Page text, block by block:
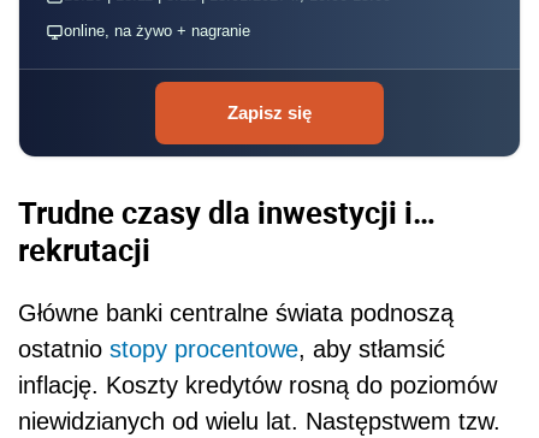
online, na żywo + nagranie
Zapisz się
Trudne czasy dla inwestycji i…
rekrutacji
Główne banki centralne świata podnoszą
ostatnio stopy procentowe, aby stłamsić
inflację. Koszty kredytów rosną do poziomów
niewidzianych od wielu lat. Następstwem tzw.